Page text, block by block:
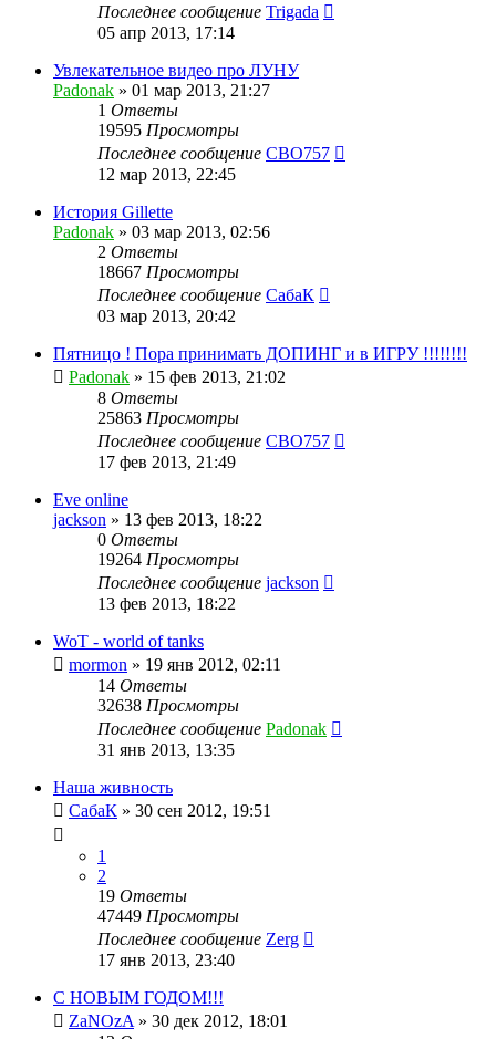
Последнее сообщение Trigada
05 апр 2013, 17:14
Увлекательное видео про ЛУНУ
Padonak » 01 мар 2013, 21:27
1 Ответы
19595 Просмотры
Последнее сообщение CBO757
12 мар 2013, 22:45
История Gillette
Padonak » 03 мар 2013, 02:56
2 Ответы
18667 Просмотры
Последнее сообщение СабаК
03 мар 2013, 20:42
Пятницо ! Пора принимать ДОПИНГ и в ИГРУ !!!!!!!!
Padonak » 15 фев 2013, 21:02
8 Ответы
25863 Просмотры
Последнее сообщение CBO757
17 фев 2013, 21:49
Eve online
jackson » 13 фев 2013, 18:22
0 Ответы
19264 Просмотры
Последнее сообщение jackson
13 фев 2013, 18:22
WoT - world of tanks
mormon » 19 янв 2012, 02:11
14 Ответы
32638 Просмотры
Последнее сообщение Padonak
31 янв 2013, 13:35
Наша живность
СабаК » 30 сен 2012, 19:51
1
2
19 Ответы
47449 Просмотры
Последнее сообщение Zerg
17 янв 2013, 23:40
С НОВЫМ ГОДОМ!!!
ZaNOzA » 30 дек 2012, 18:01